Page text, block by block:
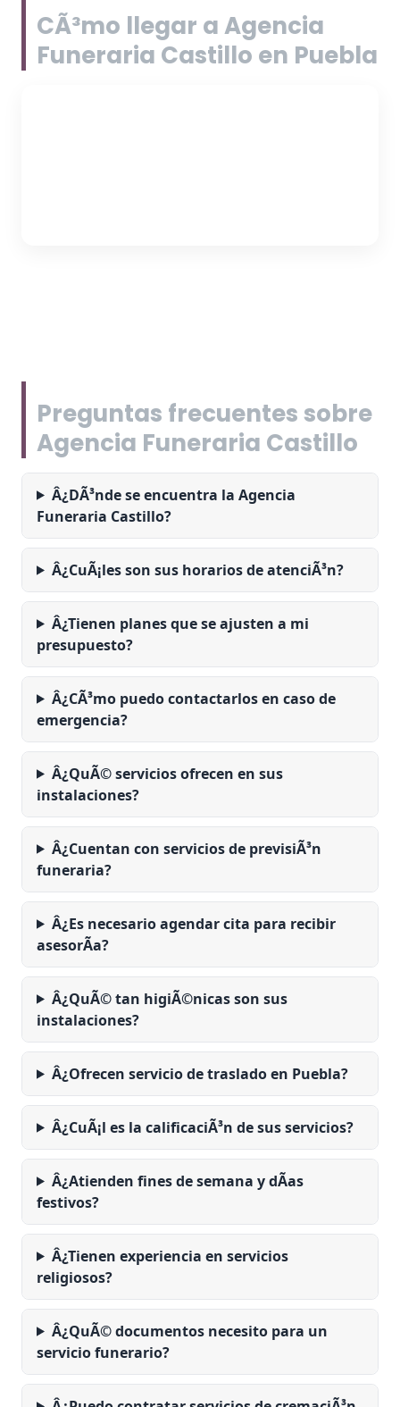
CÃ³mo llegar a Agencia
Funeraria Castillo en Puebla
Preguntas frecuentes sobre
Agencia Funeraria Castillo
Â¿DÃ³nde se encuentra la Agencia
Funeraria Castillo?
Â¿CuÃ¡les son sus horarios de atenciÃ³n?
Â¿Tienen planes que se ajusten a mi
presupuesto?
Â¿CÃ³mo puedo contactarlos en caso de
emergencia?
Â¿QuÃ© servicios ofrecen en sus
instalaciones?
Â¿Cuentan con servicios de previsiÃ³n
funeraria?
Â¿Es necesario agendar cita para recibir
asesorÃ­a?
Â¿QuÃ© tan higiÃ©nicas son sus
instalaciones?
Â¿Ofrecen servicio de traslado en Puebla?
Â¿CuÃ¡l es la calificaciÃ³n de sus servicios?
Â¿Atienden fines de semana y dÃ­as
festivos?
Â¿Tienen experiencia en servicios
religiosos?
Â¿QuÃ© documentos necesito para un
servicio funerario?